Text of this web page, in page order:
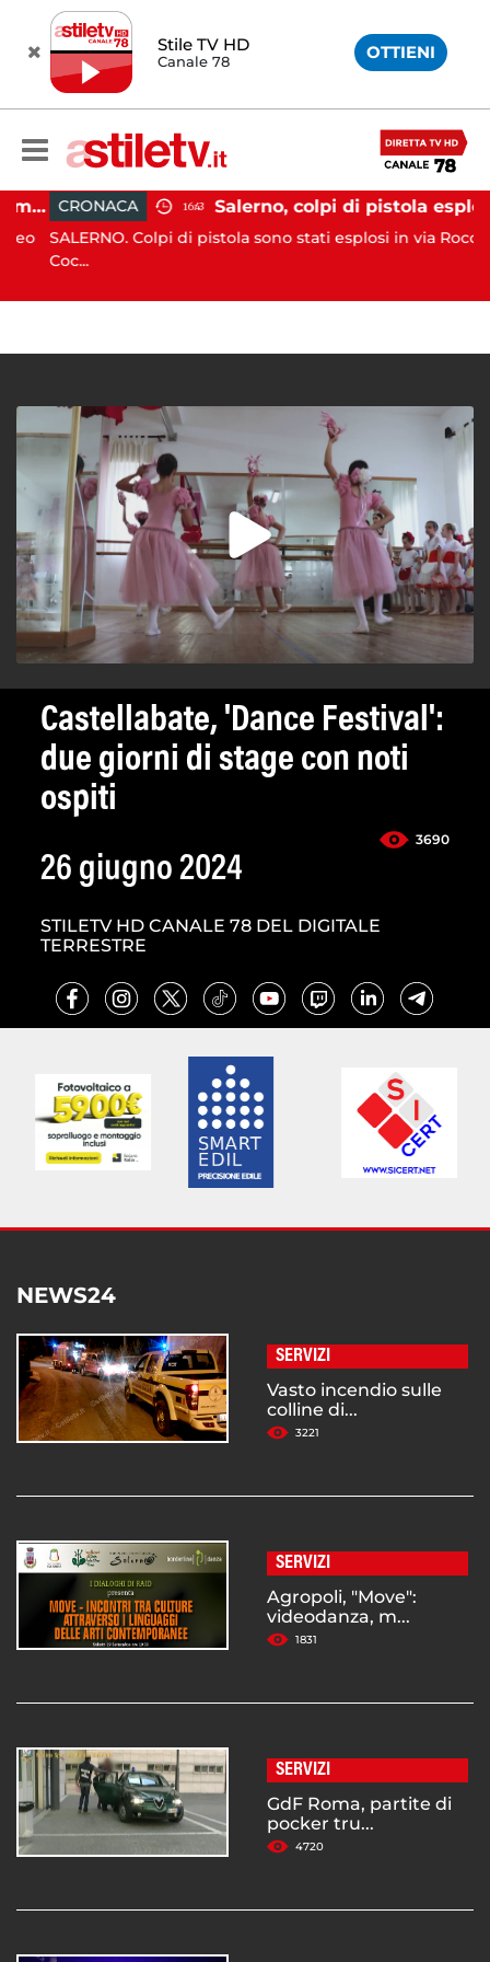
Stile TV HD
Canale 78 OTTIENI
Gozzo affonda in Costiera Amalfitana: occupanti soccorsi da altri natanti CRONACA 16:43 Salerno, colpi di pistola esplosi a Pastena: paura tra i residenti
SALERNO. Colpi di pistola sono stati esplosi in via Rocco
Coc...
Castellabate, 'Dance Festival':
due giorni di stage con noti
ospiti
3690
26 giugno 2024
STILETV HD CANALE 78 DEL DIGITALE
TERRESTRE
NEWS24
SERVIZI
Vasto incendio sulle
colline di...
3221
SERVIZI
Agropoli, "Move":
videodanza, m...
1831
SERVIZI
GdF Roma, partite di
pocker tru...
4720